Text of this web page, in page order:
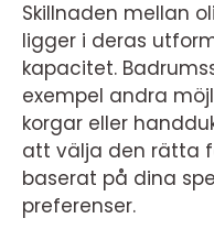
Skillnaden mellan
ligger i deras
kapacitet.
exempel andra
korgar eller
att välja den rätta
baserat på dina
preferenser.